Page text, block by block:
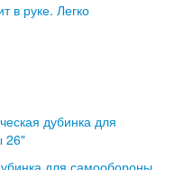
в руке. Легко
для самообороны